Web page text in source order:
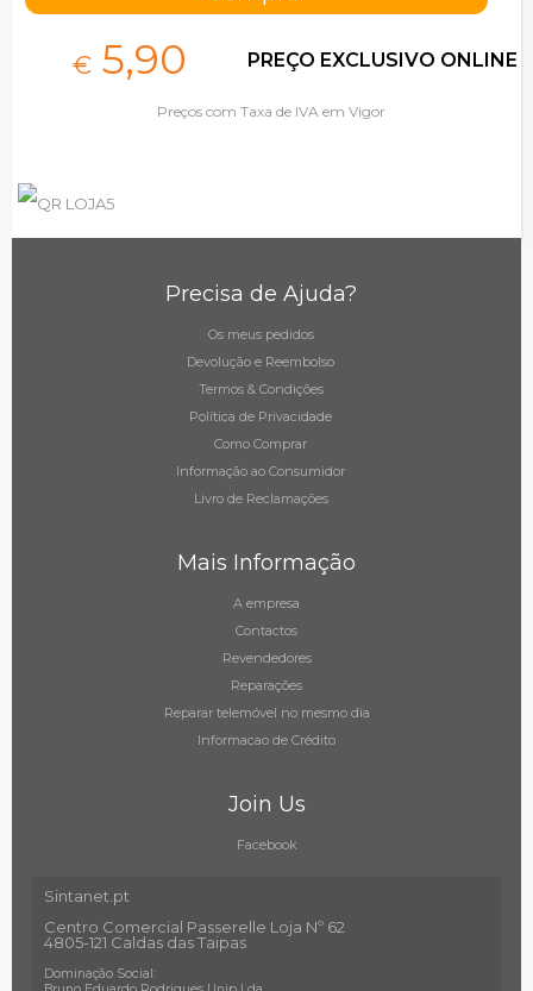
€ 5,90 PREÇO EXCLUSIVO ONLINE
Preços com Taxa de IVA em Vigor
Precisa de Ajuda?
Os meus pedidos
Devolução e Reembolso
Termos & Condições
Política de Privacidade
Como Comprar
Informação ao Consumidor
Livro de Reclamações
Mais Informação
A empresa
Contactos
Revendedores
Reparações
Reparar telemóvel no mesmo dia
Informacao de Crédito
Join Us
Facebook
Sintanet.pt
Centro Comercial Passerelle Loja Nº 62
4805-121 Caldas das Taipas
Dominação Social: